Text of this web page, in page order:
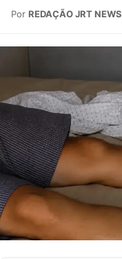
Por REDAÇÃO JRT NEWS